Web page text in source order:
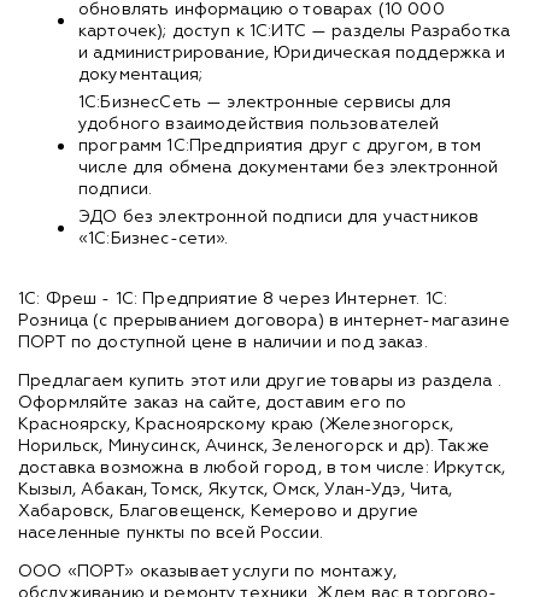
обновлять информацию о товарах (10 000
карточек); доступ к 1С:ИТС — разделы Разработка
и администрирование, Юридическая поддержка и
документация;
1С:БизнесСеть — электронные сервисы для
удобного взаимодействия пользователей
программ 1С:Предприятия друг с другом, в том
числе для обмена документами без электронной
подписи.
ЭДО без электронной подписи для участников
«1С:Бизнес-сети».
1С: Фреш - 1С: Предприятие 8 через Интернет. 1С:
Розница (с прерыванием договора) в интернет-магазине
ПОРТ по доступной цене в наличии и под заказ.
Предлагаем купить этот или другие товары из раздела .
Оформляйте заказ на сайте, доставим его по
Красноярску, Красноярскому краю (Железногорск,
Норильск, Минусинск, Ачинск, Зеленогорск и др). Также
доставка возможна в любой город, в том числе: Иркутск,
Кызыл, Абакан, Томск, Якутск, Омск, Улан-Удэ, Чита,
Хабаровск, Благовещенск, Кемерово и другие
населенные пункты по всей России.
ООО «ПОРТ» оказывает услуги по монтажу,
обслуживанию и ремонту техники. Ждем вас в торгово-